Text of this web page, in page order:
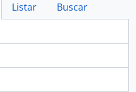
Listar
Buscar